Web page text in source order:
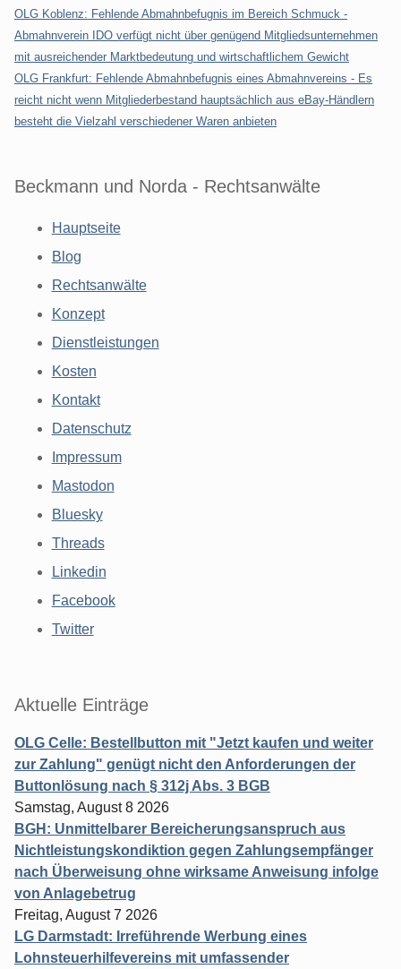
OLG Koblenz: Fehlende Abmahnbefugnis im Bereich Schmuck -
Abmahnverein IDO verfügt nicht über genügend Mitgliedsunternehmen
mit ausreichender Marktbedeutung und wirtschaftlichem Gewicht
OLG Frankfurt: Fehlende Abmahnbefugnis eines Abmahnvereins - Es
reicht nicht wenn Mitgliederbestand hauptsächlich aus eBay-Händlern
besteht die Vielzahl verschiedener Waren anbieten
Beckmann und Norda - Rechtsanwälte
Hauptseite
Blog
Rechtsanwälte
Konzept
Dienstleistungen
Kosten
Kontakt
Datenschutz
Impressum
Mastodon
Bluesky
Threads
Linkedin
Facebook
Twitter
Aktuelle Einträge
OLG Celle: Bestellbutton mit "Jetzt kaufen und weiter
zur Zahlung" genügt nicht den Anforderungen der
Buttonlösung nach § 312j Abs. 3 BGB
Samstag, August 8 2026
BGH: Unmittelbarer Bereicherungsanspruch aus
Nichtleistungskondiktion gegen Zahlungsempfänger
nach Überweisung ohne wirksame Anweisung infolge
von Anlagebetrug
Freitag, August 7 2026
LG Darmstadt: Irreführende Werbung eines
Lohnsteuerhilfevereins mit umfassender